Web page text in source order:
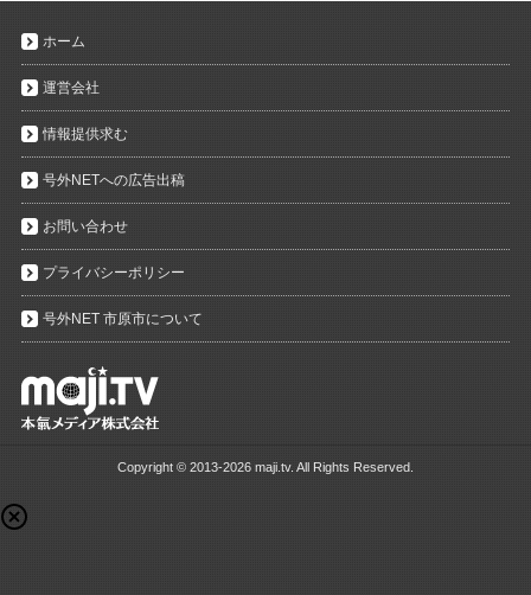
ホーム
運営会社
情報提供求む
号外NETへの広告出稿
お問い合わせ
プライバシーポリシー
号外NET 市原市について
Copyright © 2013-2026 maji.tv. All Rights Reserved.